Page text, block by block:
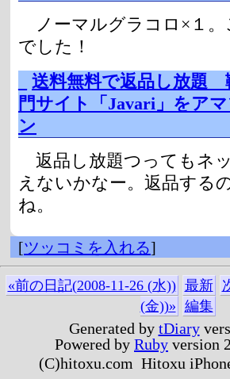
ノーマルグラコロ×１
でした！
送料無料で返品し放題
門サイト「Javari」をア
ン
返品し放題つってもネ
えないかなー。返品する
ね。
[ツッコミを入れる]
«前の日記(2008-11-26 (水)) 最新
(金))» 編集
Generated by tDiary
Powered by Ruby version